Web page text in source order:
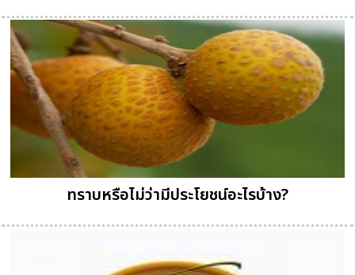
ทราบหรือไม่ว่ามีประโยชน์อะไรบ้าง?